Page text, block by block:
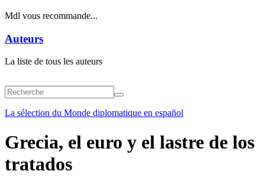
Mdl vous recommande...
Auteurs
La liste de tous les auteurs
La sélection du Monde diplomatique en español
Grecia, el euro y el lastre de los
tratados